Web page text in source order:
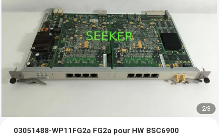
2/3
03051488-WP11FG2a FG2a pour HW BSC6900